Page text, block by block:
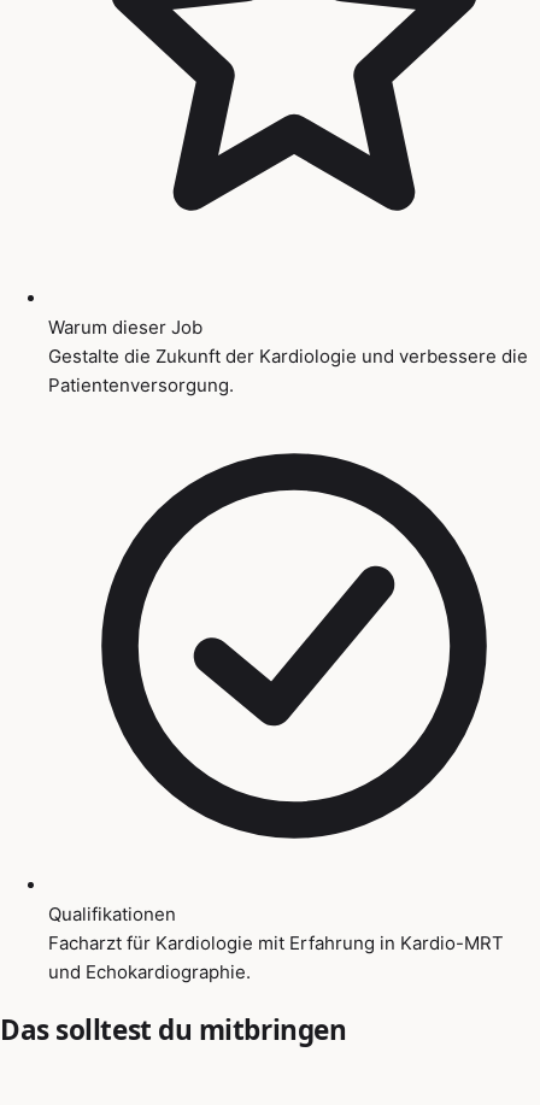
Warum dieser Job
Gestalte die Zukunft der Kardiologie und verbessere die
Patientenversorgung.
Qualifikationen
Facharzt für Kardiologie mit Erfahrung in Kardio-MRT
und Echokardiographie.
Das solltest du mitbringen